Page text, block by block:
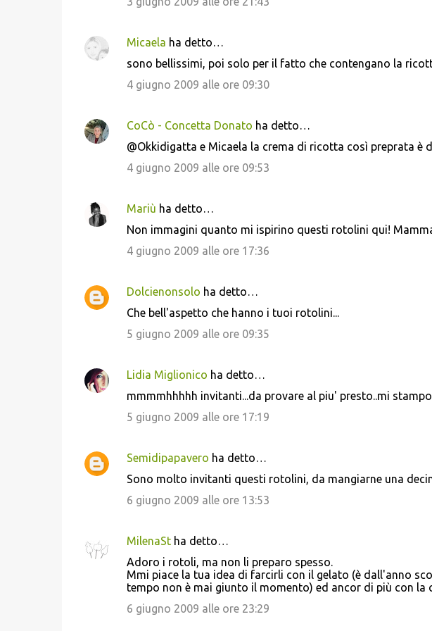
Micaela ha detto…
sono bellissimi, poi solo per il fatto che contengano la
4 giugno 2009 alle ore 09:30
CoCò - Concetta Donato ha detto…
@Okkidigatta e Micaela la crema di ricotta così preprata è
4 giugno 2009 alle ore 09:53
Mariù ha detto…
Non immagini quanto mi ispirino questi rotolini qui!
4 giugno 2009 alle ore 17:36
Dolcienonsolo ha detto…
Che bell'aspetto che hanno i tuoi rotolini...
5 giugno 2009 alle ore 09:35
Lidia Miglionico ha detto…
mmmmhhhhh invitanti...da provare al piu' presto..mi
5 giugno 2009 alle ore 17:19
Semidipapavero ha detto…
Sono molto invitanti questi rotolini, da mangiarne una
6 giugno 2009 alle ore 13:53
MilenaStha detto…
Adoro i rotoli, ma non li preparo spesso.
Mmi piace la tua idea di farcirli con il gelato (è dall'anno
tempo non è mai giunto il momento) ed ancor di più con la
6 giugno 2009 alle ore 23:29